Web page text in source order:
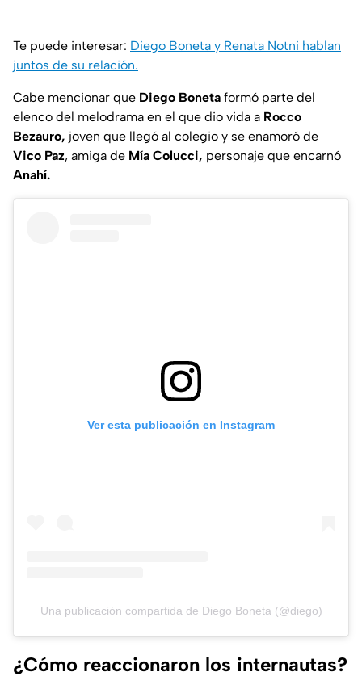
Te puede interesar: Diego Boneta y Renata Notni hablan
juntos de su relación.
Cabe mencionar que Diego Boneta formó parte del
elenco del melodrama en el que dio vida a Rocco
Bezauro, joven que llegó al colegio y se enamoró de
Vico Paz, amiga de Mía Colucci, personaje que encarnó
Anahí.
Ver esta publicación en Instagram
Una publicación compartida de Diego Boneta (@diego)
¿Cómo reaccionaron los internautas?